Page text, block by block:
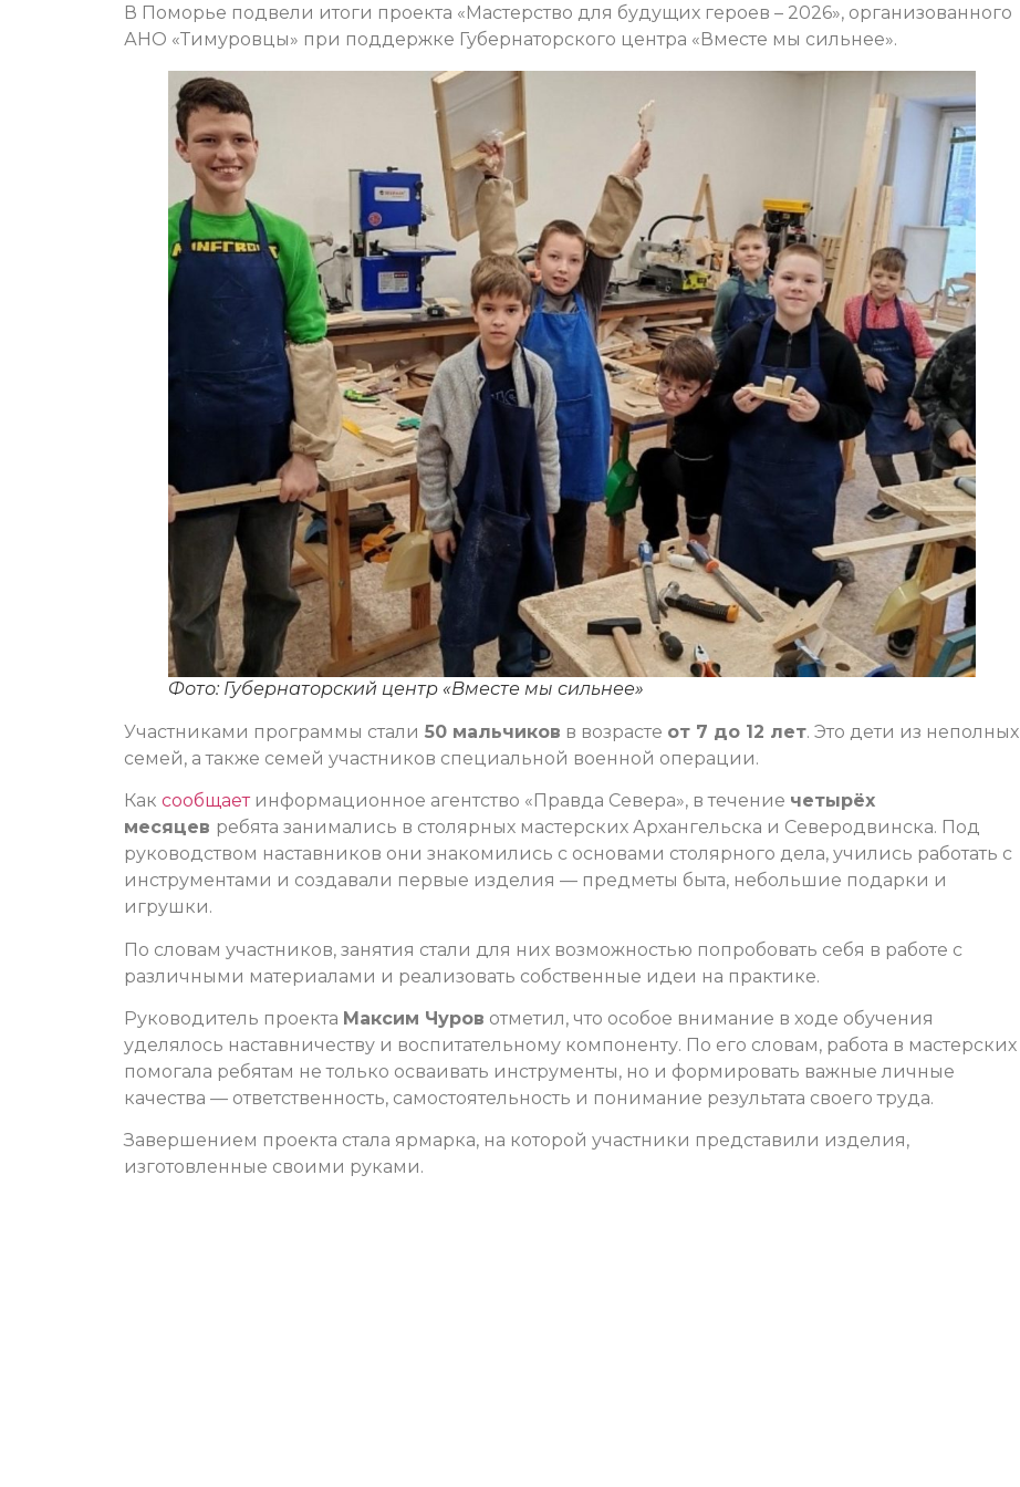
В Поморье подвели итоги проекта «Мастерство для будущих героев – 2026», организованного
АНО «Тимуровцы» при поддержке Губернаторского центра «Вместе мы сильнее».
Фото: Губернаторский центр «Вместе мы сильнее»
Участниками программы стали 50 мальчиков в возрасте от 7 до 12 лет. Это дети из неполных
семей, а также семей участников специальной военной операции.
Как сообщаетинформационное агентство «Правда Севера», в течение четырёх
месяцев ребята занимались в столярных мастерских Архангельска и Северодвинска. Под
руководством наставников они знакомились с основами столярного дела, учились работать с
инструментами и создавали первые изделия — предметы быта, небольшие подарки и
игрушки.
По словам участников, занятия стали для них возможностью попробовать себя в работе с
различными материалами и реализовать собственные идеи на практике.
Руководитель проекта Максим Чуров отметил, что особое внимание в ходе обучения
уделялось наставничеству и воспитательному компоненту. По его словам, работа в мастерских
помогала ребятам не только осваивать инструменты, но и формировать важные личные
качества — ответственность, самостоятельность и понимание результата своего труда.
Завершением проекта стала ярмарка, на которой участники представили изделия,
изготовленные своими руками.